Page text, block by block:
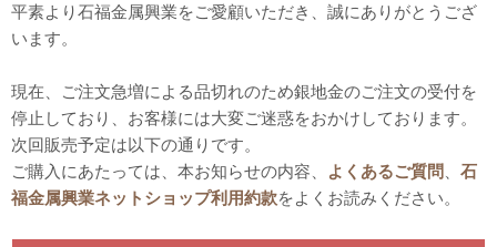
平素より石福金属興業をご愛顧いただき、誠にありがとうござ
います。
現在、ご注文急増による品切れのため銀地金のご注文の受付を
停止しており、お客様には大変ご迷惑をおかけしております。
次回販売予定は以下の通りです。
ご購入にあたっては、本お知らせの内容、
よくあるご質問、 石
福金属興業ネットショップ利用約款をよくお読みください。